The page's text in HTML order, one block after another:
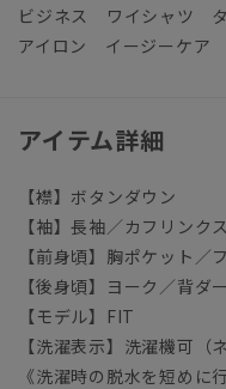
ビジネス ワイシャツ
アイロン イージーケア
アイテム詳細
【襟】ボタンダウン
【袖】長袖／カフリンク
【前身頃】胸ポケット／
【後身頃】ヨーク／背ダ
【モデル】FIT
【洗濯表示】洗濯機可（
《洗濯時の脱水を短めに